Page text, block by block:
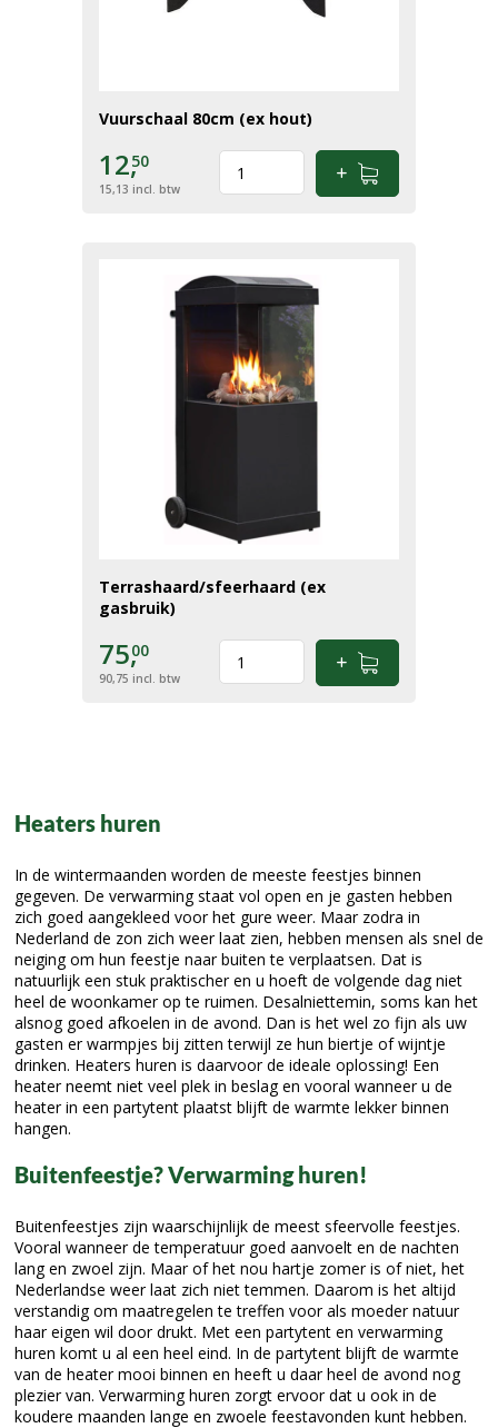
Vuurschaal 80cm (ex hout)
12,50
15,13 incl. btw
Terrashaard/sfeerhaard (ex
gasbruik)
75,00
90,75 incl. btw
Heaters huren
In de wintermaanden worden de meeste feestjes binnen
gegeven. De verwarming staat vol open en je gasten hebben
zich goed aangekleed voor het gure weer. Maar zodra in
Nederland de zon zich weer laat zien, hebben mensen als snel de
neiging om hun feestje naar buiten te verplaatsen. Dat is
natuurlijk een stuk praktischer en u hoeft de volgende dag niet
heel de woonkamer op te ruimen. Desalniettemin, soms kan het
alsnog goed afkoelen in de avond. Dan is het wel zo fijn als uw
gasten er warmpjes bij zitten terwijl ze hun biertje of wijntje
drinken. Heaters huren is daarvoor de ideale oplossing! Een
heater neemt niet veel plek in beslag en vooral wanneer u de
heater in een partytent plaatst blijft de warmte lekker binnen
hangen.
Buitenfeestje? Verwarming huren!
Buitenfeestjes zijn waarschijnlijk de meest sfeervolle feestjes.
Vooral wanneer de temperatuur goed aanvoelt en de nachten
lang en zwoel zijn. Maar of het nou hartje zomer is of niet, het
Nederlandse weer laat zich niet temmen. Daarom is het altijd
verstandig om maatregelen te treffen voor als moeder natuur
haar eigen wil door drukt. Met een partytent en verwarming
huren komt u al een heel eind. In de partytent blijft de warmte
van de heater mooi binnen en heeft u daar heel de avond nog
plezier van. Verwarming huren zorgt ervoor dat u ook in de
koudere maanden lange en zwoele feestavonden kunt hebben.